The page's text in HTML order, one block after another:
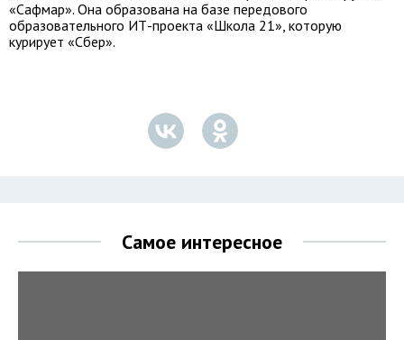
«Сафмар». Она образована на базе передового
образовательного ИТ-проекта «Школа 21», которую
курирует «Сбер».
Самое интересное